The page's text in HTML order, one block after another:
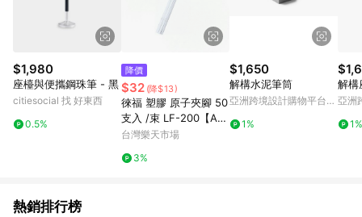
$1,980
座檯與便攜鋼珠筆 - 黑
citiesocial 找 好東西
0.5%
降價
$32 (降$13)
徠福 塑膠 原子夾腳 50
支入 /束 LF-200【AP
P滿額下單10%點數(單
8/31止
台灣樂天市場
3%
$1,650
解構水泥筆筒
亞洲跨境設計購物平台
1%
解構
亞洲
1%
熱銷排行榜